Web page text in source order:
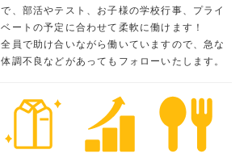
で、部活やテスト、お子様の学校行事、プライ
ベートの予定に合わせて柔軟に働けます！
全員で助け合いながら働いていますので、急な
体調不良などがあってもフォローいたします。